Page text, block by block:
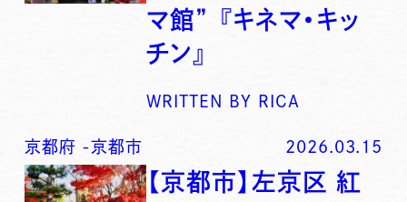
マ館” 『キネマ・キッ
チン』
WRITTEN BY RICA
京都府 -京都市 2026.03.15
【京都市】左京区 紅